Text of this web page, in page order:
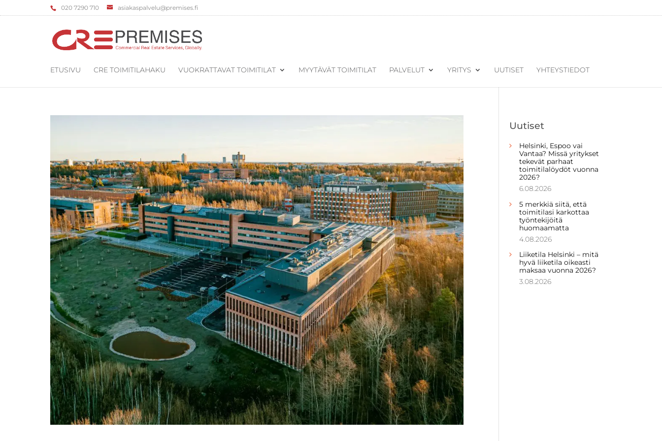
‌020 7290 710 asiakaspalvelu@premises.fi
ETUSIVU CRE TOIMITILAHAKU VUOKRATTAVAT TOIMITILAT MYYTÄVÄT TOIMITILAT PALVELUT YRITYS UUTISET YHTEYSTIEDOT
Uutiset
Helsinki, Espoo vai
Vantaa? Missä yritykset
tekevät parhaat
toimitilalöydöt vuonna
2026?
6.08.2026
5 merkkiä siitä, että
toimitilasi karkottaa
työntekijöitä
huomaamatta
4.08.2026
Liiketila Helsinki – mitä
hyvä liiketila oikeasti
maksaa vuonna 2026?
3.08.2026